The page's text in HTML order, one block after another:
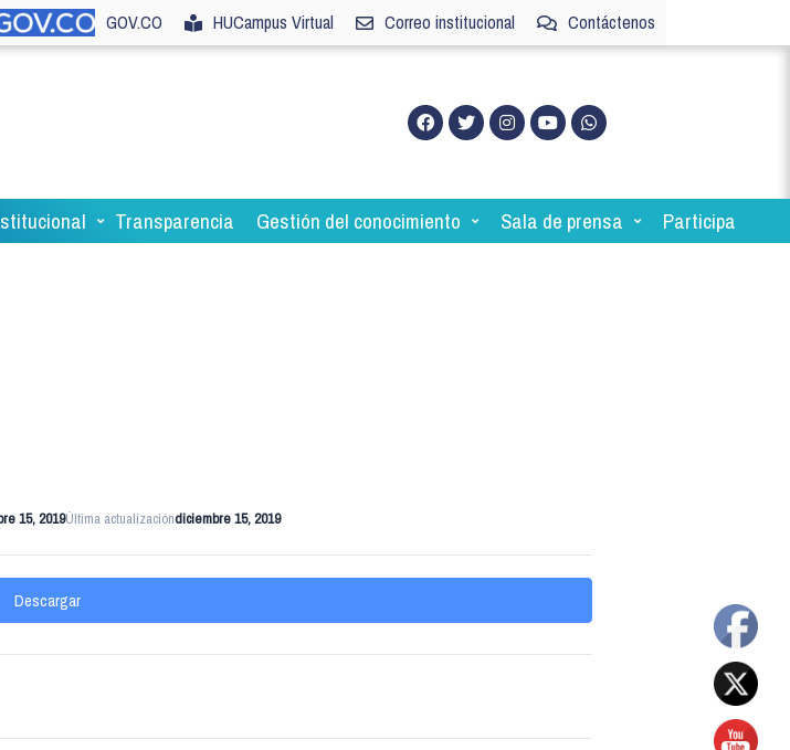
GOV.CO HUCampus Virtual Correo institucional Contáctenos
Transparencia Gestión del conocimiento Sala de prensa Participa
15, 2019Última actualizacióndiciembre 15, 2019
Descargar